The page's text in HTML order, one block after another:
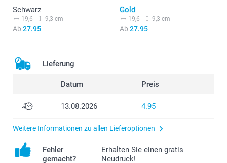
Schwarz
19,6 9,3 cm
Ab 27.95
Gold
19,6 9,3 cm
Ab 27.95
Lieferung
Datum Preis
13.08.2026 4.95
Weitere Informationen zu allen Lieferoptionen
Fehler
gemacht?
Erhalten Sie einen gratis
Neudruck!